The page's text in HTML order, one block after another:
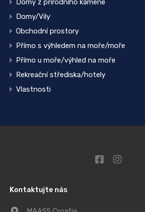
Domy z přírodního kamene
Domy/Vily
Obchodní prostory
Přímo s výhledem na moře/moře
Přímo u moře/výhled na moře
Rekreační střediska/hotely
Vlastnosti
Kontaktujte nás